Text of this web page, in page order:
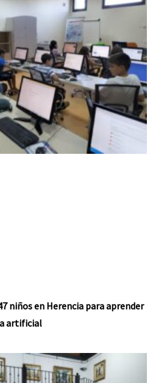
niños en Herencia para aprender
artificial